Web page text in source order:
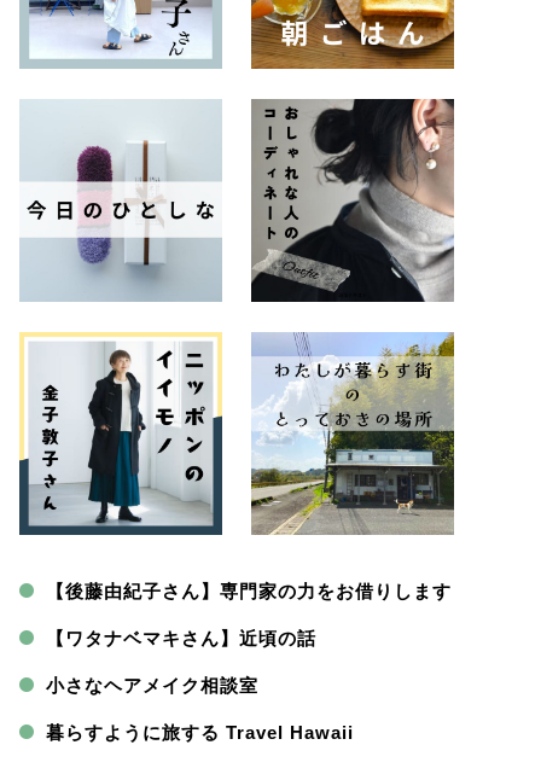
【後藤由紀子さん】専門家の力をお借りします
【ワタナベマキさん】近頃の話
小さなヘアメイク相談室
暮らすように旅する Travel Hawaii